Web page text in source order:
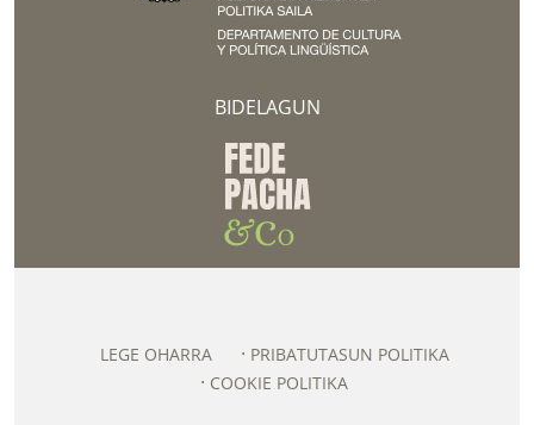
BIDELAGUN
LEGE OHARRA
PRIBATUTASUN POLITIKA
COOKIE POLITIKA